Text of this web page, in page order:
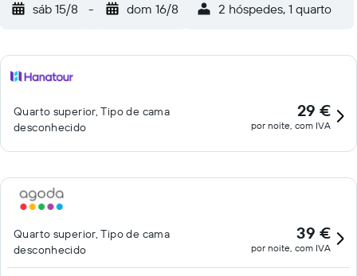
sáb 15/8 - dom 16/8 2 hóspedes, 1 quarto
Quarto superior, Tipo de cama
desconhecido
29 €
por noite, com IVA
Quarto superior, Tipo de cama
desconhecido
39 €
por noite, com IVA